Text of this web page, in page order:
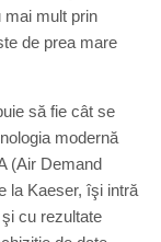
mai mult prin
de prea mare
să fie cât se
modernă
(Air Demand
la Kaeser, îşi intră
cu rezultate